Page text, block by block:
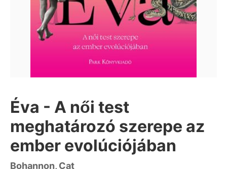
Éva - A női test
meghatározó szerepe az
ember evolúciójában
Bohannon, Cat